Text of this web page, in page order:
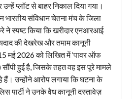
प्लॉट से बाहर निकाल दिया गया।
भारतीय संविधान चेतना मंच के जिला
ने स्पष्ट किया कि खरीदार एनआरआई
की देखरेख और तमाम कानूनी
मई 2026 को लिखित में ‘पावर ऑफ
सौंपी हुई है, जिसके तहत वह इस पूरे मामले
हैं। उन्होंने आरोप लगाया कि घटना के
पार्टी ने उनके वैध कानूनी दस्तावेज़